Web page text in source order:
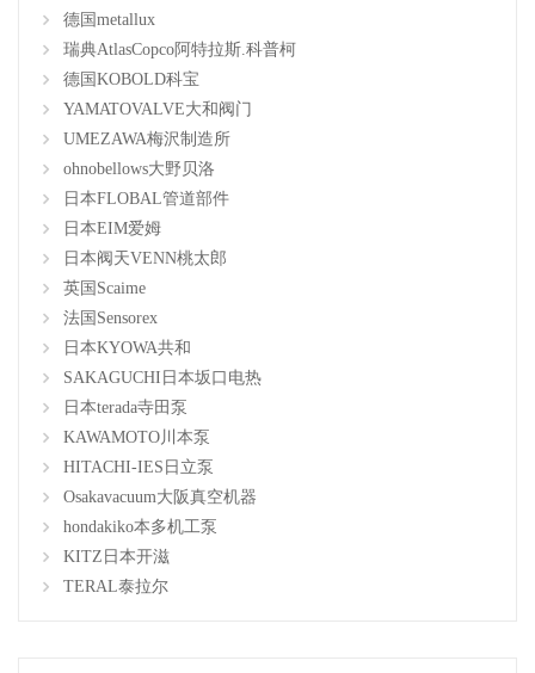
德国metallux
瑞典AtlasCopco阿特拉斯.科普柯
德国KOBOLD科宝
YAMATOVALVE大和阀门
UMEZAWA梅沢制造所
ohnobellows大野贝洛
日本FLOBAL管道部件
日本EIM爱姆
日本阀天VENN桃太郎
英国Scaime
法国Sensorex
日本KYOWA共和
SAKAGUCHI日本坂口电热
日本terada寺田泵
KAWAMOTO川本泵
HITACHI-IES日立泵
Osakavacuum大阪真空机器
hondakiko本多机工泵
KITZ日本开滋
TERAL泰拉尔